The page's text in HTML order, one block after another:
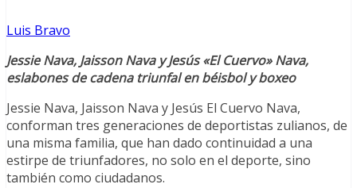
Luis Bravo
Jessie Nava, Jaisson Nava y Jesús «El Cuervo» Nava,
eslabones de cadena triunfal en béisbol y boxeo
Jessie Nava, Jaisson Nava y Jesús El Cuervo Nava,
conforman tres generaciones de deportistas zulianos, de
una misma familia, que han dado continuidad a una
estirpe de triunfadores, no solo en el deporte, sino
también como ciudadanos.